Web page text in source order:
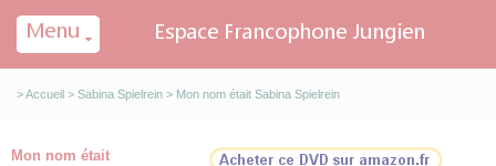
>Accueil > Sabina Spielrein > Mon nom était Sabina Spielrein
Mon nom était